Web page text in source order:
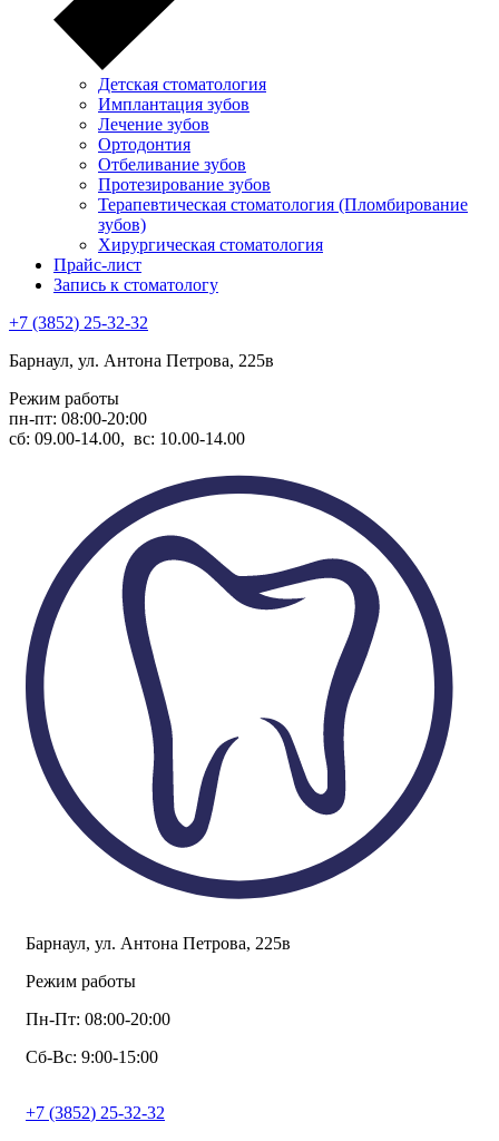
Детская стоматология
Имплантация зубов
Лечение зубов
Ортодонтия
Отбеливание зубов
Протезирование зубов
Терапевтическая стоматология (Пломбирование
зубов)
Хирургическая стоматология
Прайс-лист
Запись к стоматологу
+7 (3852) 25-32-32
Барнаул, ул. Антона Петрова, 225в
Режим работы
пн-пт: 08:00-20:00
сб: 09.00-14.00, вс: 10.00-14.00
Барнаул, ул. Антона Петрова, 225в
Режим работы
Пн-Пт: 08:00-20:00
Сб-Вс: 9:00-15:00
+7 (3852) 25-32-32